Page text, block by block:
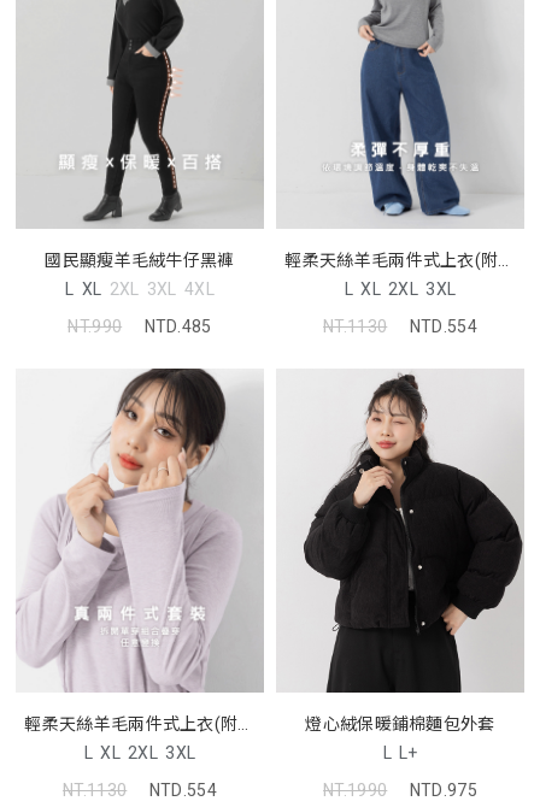
國民顯瘦羊毛絨牛仔黑褲
L XL 2XL 3XL 4XL
NT.990
NTD.485
輕柔天絲羊毛兩件式上衣(附背
心)
L XL 2XL 3XL
NT.1130
NTD.554
輕柔天絲羊毛兩件式上衣(附背
心)
L XL 2XL 3XL
NT.1130
NTD.554
燈心絨保暖鋪棉麵包外套
L L+
NT.1990
NTD.975